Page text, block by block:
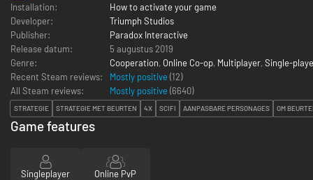
Installation:
How to activate your game
Developer:
Triumph Studios
Publisher:
Paradox Interactive
Release datum:
5 augustus 2019
Genre:
Cooperation, Online Co-op, Multiplayer, Single-
Recent Steam reviews:
Mostly positive (12)
All Steam reviews:
Mostly positive (6640)
STRATEGIE STRATEGIE MET BEURTEN 4X SCIFI AANPASBARE PERSONAGES OM
Game features
Singleplayer Online PvP